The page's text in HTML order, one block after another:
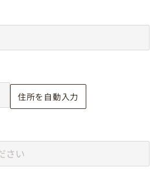
住所を自動入力